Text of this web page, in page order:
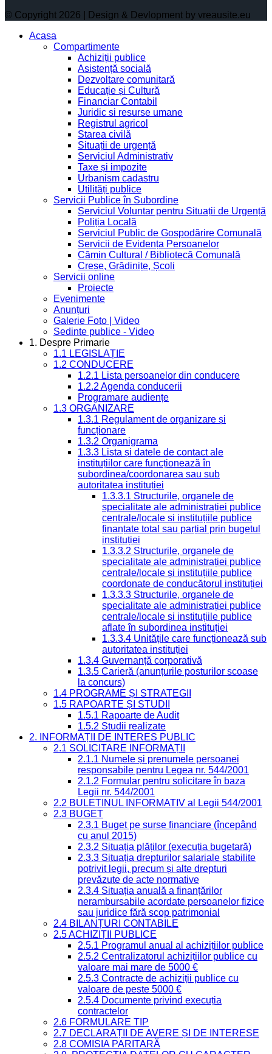
© Copyright 2026 | Design & Devlopment by vreausite.eu
Acasa
Compartimente
Achiziții publice
Asistență socială
Dezvoltare comunitară
Educație și Cultură
Financiar Contabil
Juridic si resurse umane
Registrul agricol
Starea civilă
Situații de urgență
Serviciul Administrativ
Taxe și impozite
Urbanism cadastru
Utilități publice
Servicii Publice în Subordine
Serviciul Voluntar pentru Situații de Urgență
Poliția Locală
Serviciul Public de Gospodărire Comunală
Servicii de Evidența Persoanelor
Cămin Cultural / Bibliotecă Comunală
Creșe, Grădinițe, Școli
Servicii online
Proiecte
Evenimente
Anunțuri
Galerie Foto | Video
Sedinte publice - Video
1. Despre Primarie
1.1 LEGISLAȚIE
1.2 CONDUCERE
1.2.1 Lista persoanelor din conducere
1.2.2 Agenda conducerii
Programare audiențe
1.3 ORGANIZARE
1.3.1 Regulament de organizare și
funcționare
1.3.2 Organigrama
1.3.3 Lista și datele de contact ale
instituțiilor care funcționează în
subordinea/coordonarea sau sub
autoritatea instituției
1.3.3.1 Structurile, organele de
specialitate ale administrației publice
centrale/locale și instituțiile publice
finanțate total sau parțial prin bugetul
instituției
1.3.3.2 Structurile, organele de
specialitate ale administrației publice
centrale/locale și instituțiile publice
coordonate de conducătorul instituției
1.3.3.3 Structurile, organele de
specialitate ale administrației publice
centrale/locale și instituțiile publice
aflate în subordinea instituției
1.3.3.4 Unitățile care funcționează sub
autoritatea instituției
1.3.4 Guvernanță corporativă
1.3.5 Carieră (anunțurile posturilor scoase
la concurs)
1.4 PROGRAME ȘI STRATEGII
1.5 RAPOARTE ȘI STUDII
1.5.1 Rapoarte de Audit
1.5.2 Studii realizate
2. INFORMAȚII DE INTERES PUBLIC
2.1 SOLICITARE INFORMAȚII
2.1.1 Numele și prenumele persoanei
responsabile pentru Legea nr. 544/2001
2.1.2 Formular pentru solicitare în baza
Legii nr. 544/2001
2.2 BULETINUL INFORMATIV al Legii 544/2001
2.3 BUGET
2.3.1 Buget pe surse financiare (începând
cu anul 2015)
2.3.2 Situația plăților (execuția bugetară)
2.3.3 Situația drepturilor salariale stabilite
potrivit legii, precum și alte drepturi
prevăzute de acte normative
2.3.4 Situația anuală a finanțărilor
nerambursabile acordate persoanelor fizice
sau juridice fără scop patrimonial
2.4 BILANȚURI CONTABILE
2.5 ACHIZIȚII PUBLICE
2.5.1 Programul anual al achizițiilor publice
2.5.2 Centralizatorul achizițiilor publice cu
valoare mai mare de 5000 €
2.5.3 Contracte de achiziții publice cu
valoare de peste 5000 €
2.5.4 Documente privind execuția
contractelor
2.6 FORMULARE TIP
2.7 DECLARAȚII DE AVERE ȘI DE INTERESE
2.8 COMISIA PARITARĂ